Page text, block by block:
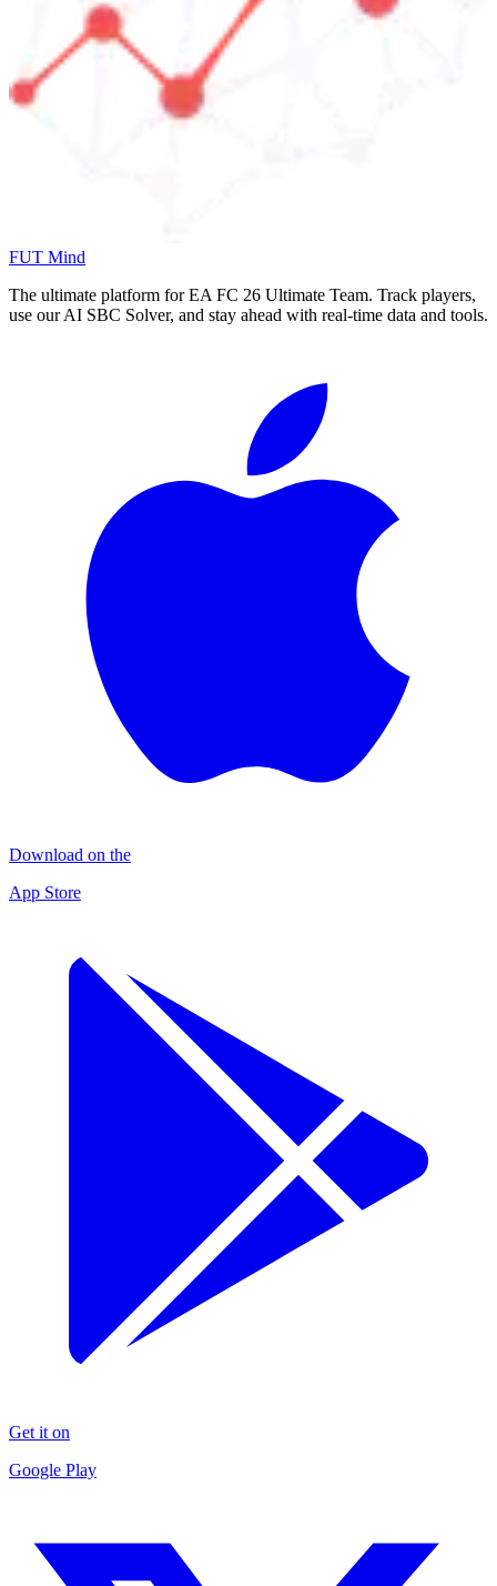
FUT Mind
The ultimate platform for EA FC 26 Ultimate Team. Track players,
use our AI SBC Solver, and stay ahead with real-time data and tools.
Download on the
App Store
Get it on
Google Play